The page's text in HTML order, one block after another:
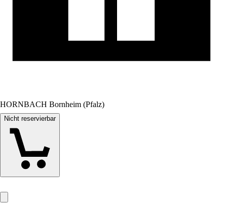
HORNBACH Bornheim (Pfalz)
Nicht reservierbar